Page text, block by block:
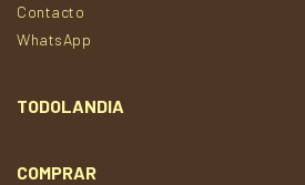
Contacto
WhatsApp
TODOLANDIA
COMPRAR